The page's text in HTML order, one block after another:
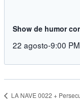
Show de humor
22 agosto-9:00 PM
LA NAVE 0022 +